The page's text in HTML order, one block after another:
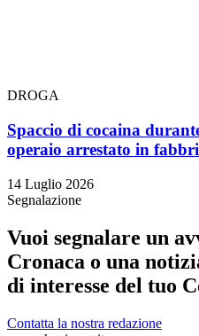
DROGA
Spaccio di cocaina
operaio arrestato in
14 Luglio 2026
Segnalazione
Vuoi segnalare un
Cronaca o una
di interesse del tuo
Contatta la nostra redazione